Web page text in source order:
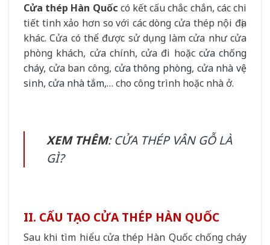
Cửa thép Hàn Quốc có kết cấu chắc chắn, các chi
tiết tinh xảo hơn so với các dòng cửa thép nội địa
khác. Cửa có thể được sử dụng làm cửa như cửa
phòng khách, cửa chính, cửa đi hoặc cửa chống
cháy, cửa ban công, cửa thông phòng, cửa nhà vệ
sinh, cửa nhà tắm,… cho công trình hoặc nhà ở.
XEM THÊM: CỬA THÉP VÂN GỖ LÀ
GÌ?
II. CẤU TẠO CỬA THÉP HÀN QUỐC
Sau khi tìm hiểu cửa thép Hàn Quốc chống cháy